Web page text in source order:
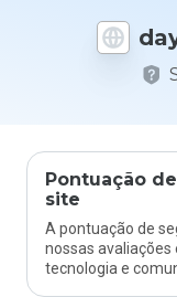
Pontuação
site
A pontuação de
nossas avaliações
tecnologia e